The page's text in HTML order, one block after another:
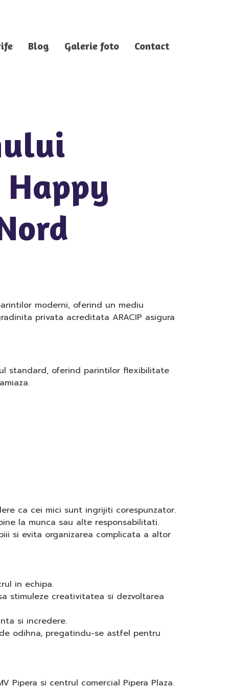
Blog Galerie foto Contact
moderni, oferind un mediu
privata acreditata ARACIP asigura
standard, oferind parintilor flexibilitate
ca cei mici sunt ingrijiti corespunzator.
la munca sau alte responsabilitati.
si evita organizarea complicata a altor
in echipa.
stimuleze creativitatea si dezvoltarea
si incredere.
odihna, pregatindu-se astfel pentru
Pipera si centrul comercial Pipera Plaza.